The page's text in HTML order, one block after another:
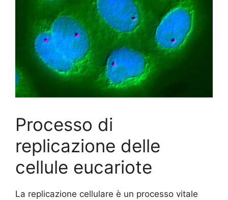
Processo di
replicazione delle
cellule eucariote
La replicazione cellulare è un processo vitale